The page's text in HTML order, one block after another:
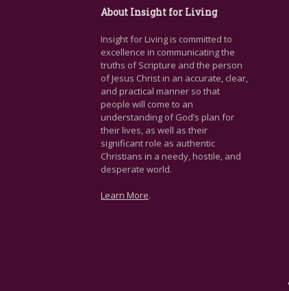
About Insight for Living
Insight for Living is committed to
excellence in communicating the
truths of Scripture and the person
of Jesus Christ in an accurate, clear,
and practical manner so that
people will come to an
understanding of God’s plan for
their lives, as well as their
significant role as authentic
Christians in a needy, hostile, and
desperate world.
Learn More.